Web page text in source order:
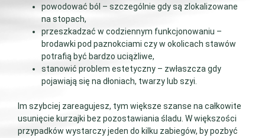
powodować ból – szczególnie gdy są zlokalizowane
na stopach,
przeszkadzać w codziennym funkcjonowaniu –
brodawki pod paznokciami czy w okolicach stawów
potrafią być bardzo uciążliwe,
stanowić problem estetyczny – zwłaszcza gdy
pojawiają się na dłoniach, twarzy lub szyi.
Im szybciej zareagujesz, tym większe szanse na całkowite
usunięcie kurzajki bez pozostawiania śladu. W większości
przypadków wystarczy jeden do kilku zabiegów, by pozbyć